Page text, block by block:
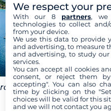
: Adobe Stock)
We respect your
With our 8 partners, we
technologies to collect
from your device.
We use this data to provide
and advertising, to measure
and advertising, to study
services.
You can accept all cookies
consent, or reject them
accepting". You can also
time by clicking on the
choices will be valid for this
and we will not contact you